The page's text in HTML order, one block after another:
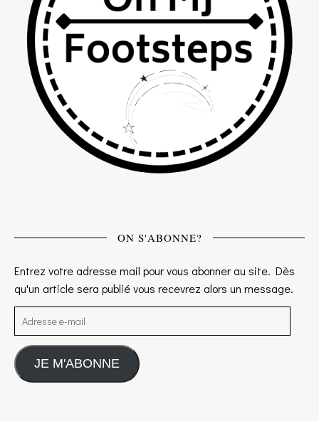
ON S'ABONNE?
Entrez votre adresse mail pour vous abonner au site. Dès
qu'un article sera publié vous recevrez alors un message.
Adresse e-mail
JE M'ABONNE